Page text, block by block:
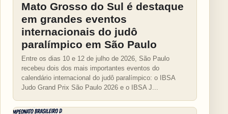
Mato Grosso do Sul é destaque
em grandes eventos
internacionais do judô
paralímpico em São Paulo
Entre os dias 10 e 12 de julho de 2026, São Paulo
recebeu dois dos mais importantes eventos do
calendário internacional do judô paralímpico: o IBSA
Judo Grand Prix São Paulo 2026 e o IBSA J...